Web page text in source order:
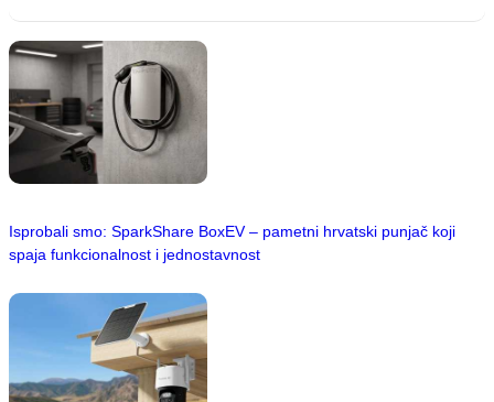
Isprobali smo: SparkShare BoxEV – pametni hrvatski punjač koji
spaja funkcionalnost i jednostavnost